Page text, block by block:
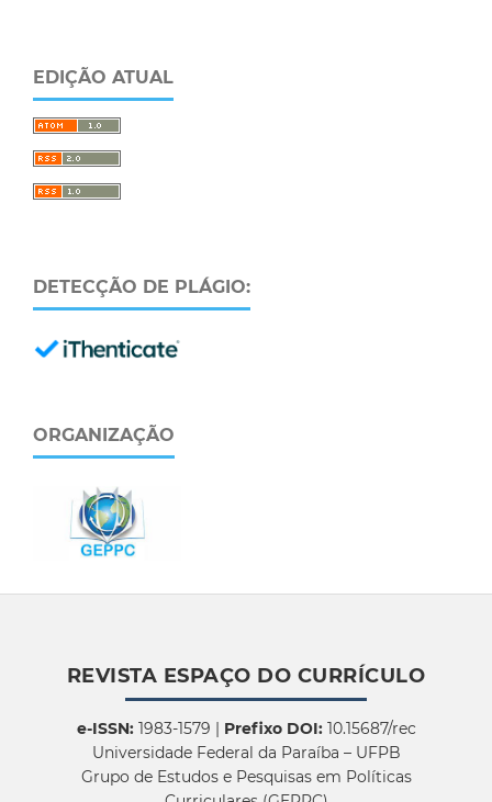
EDIÇÃO ATUAL
DETECÇÃO DE PLÁGIO:
ORGANIZAÇÃO
REVISTA ESPAÇO DO CURRÍCULO
e-ISSN:1983-1579 | Prefixo DOI:10.15687/rec
Universidade Federal da Paraíba – UFPB
Grupo de Estudos e Pesquisas em Políticas